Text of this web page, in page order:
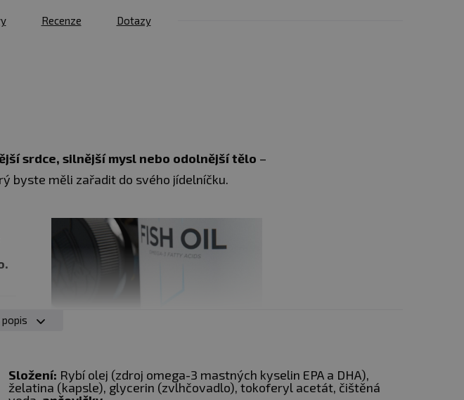
Recenze Dotazy
srdce, silnější mysl nebo odolnější tělo –
byste měli zařadit do svého jídelníčku.
Složení: Rybí olej (zdroj omega-3 mastných kyselin EPA a DHA),
želatina (kapsle), glycerin (zvlhčovadlo), tokoferyl acetát, čištěná